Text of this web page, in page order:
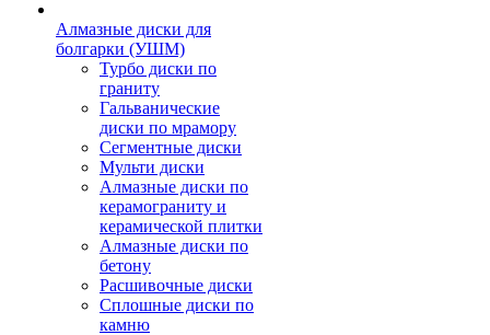
Алмазные диски для
болгарки (УШМ)
Турбо диски по
граниту
Гальванические
диски по мрамору
Сегментные диски
Мульти диски
Алмазные диски по
керамограниту и
керамической плитки
Алмазные диски по
бетону
Расшивочные диски
Сплошные диски по
камню